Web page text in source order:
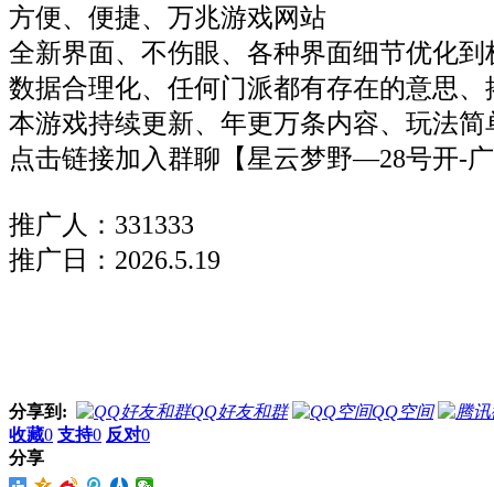
方便、便捷、万兆游戏网站
全新界面、不伤眼、各种界面细节优化
数据合理化、任何门派都有存在的意思
本游戏持续更新、年更万条内容、玩法
点击链接加入群聊【星云梦野—28号开-
推广人：331333
推广日：2026.5.19
分享到: QQ好友和群
QQ空间
收藏0 支持0 反对0
分享